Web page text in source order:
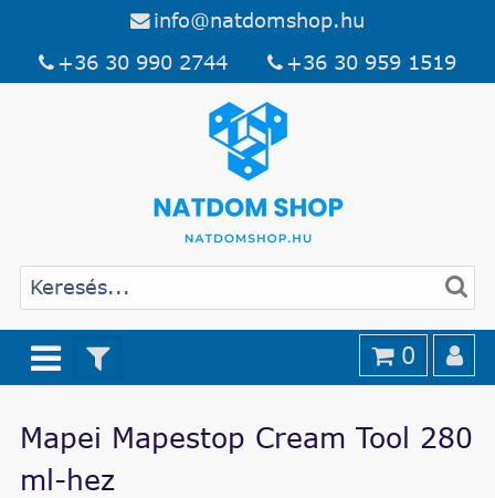
info@natdomshop.hu
+36 30 990 2744
+36 30 959 1519
0
Mapei Mapestop Cream Tool 280
ml-hez